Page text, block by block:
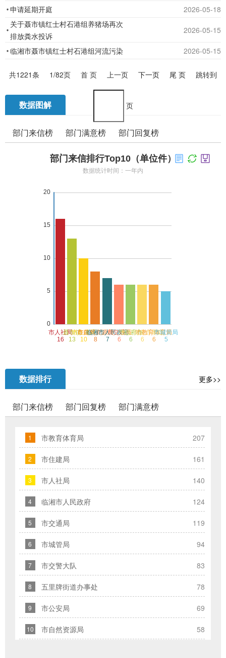
水
平，
提
高
事
效
率，
迎
作
意
2、
候，
申请延期开庭
2026-05-18
关于聂市镇红士村石港组养猪场再次
排放粪水投诉
2026-05-15
临湘市聂市镇红士村石港组河流污染 2026-05-15
共1221条 1/82页 首 页 上一页 下一页 尾 页 跳转到
页
数据图解
部门来信榜 部门满意榜 部门回复榜
数据排行 更多>>
部门来信榜 部门回复榜 部门满意榜
1 市教育体育局 207
2 市住建局 161
3 市人社局 140
4 临湘市人民政府 124
5 市交通局 119
6 市城管局 94
7 市交警大队 83
8 五里牌街道办事处 78
9 市公安局 69
10 市自然资源局 58